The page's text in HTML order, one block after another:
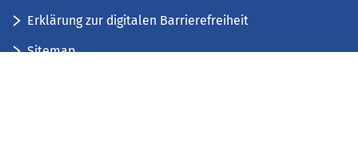
Erklärung zur digitalen Barrierefreiheit
Sitemap